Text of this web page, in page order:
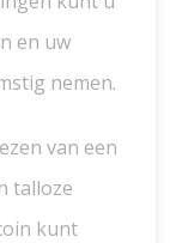
en uw
nemen.
van een
talloze
kunt